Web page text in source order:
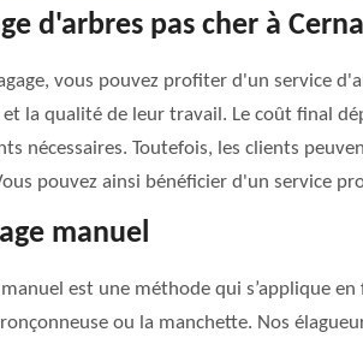
d'arbres pas cher à
vous pouvez profiter d'un service
et la qualité de leur travail. Le coût final
nécessaires. Toutefois, les clients
pouvez ainsi bénéficier d'un service
manuel
manuel est une méthode qui s’applique
ou la manchette. Nos